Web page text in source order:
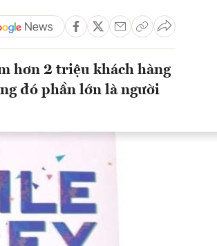
hơn 2 triệu khách hàng
đó phần lớn là người